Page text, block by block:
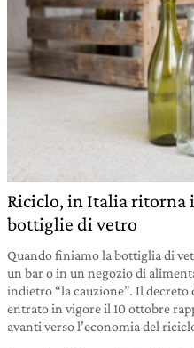
Riciclo, in Italia ritorna
bottiglie di vetro
Quando finiamo la bottiglia di
un bar o in un negozio di
indietro “la cauzione”. Il
entrato in vigore il 10 ottobre
avanti verso l’economia del